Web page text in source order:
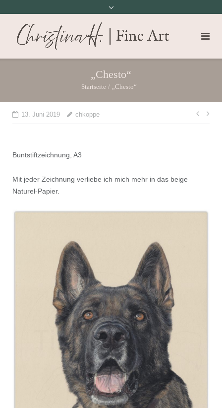
„Chesto“
Startseite / „Chesto“
13. Juni 2019 chkoppe
Buntstiftzeichnung, A3
Mit jeder Zeichnung verliebe ich mich mehr in das beige
Naturel-Papier.